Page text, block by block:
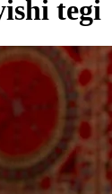
tegi